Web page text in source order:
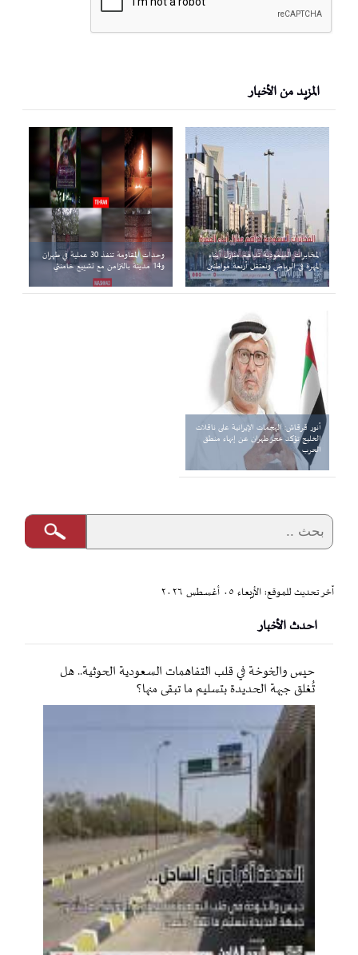
المزيد من الأخبار
المخابرات السعودية تداهم منازل أبناء
المهرة في الرياض وتعتقل أربعة مواطنين
وحدات المقاومة تنفذ 30 عملية في طهران
و14 مدينة بالتزامن مع تشييع خامنئي
أنور قرقاش: الهجمات الإيرانية على ناقلات
الخليج تؤكد عجز طهران عن إنهاء منطق
الحرب
آخر تحديث للموقع: الأربعاء ٠٥ أغسطس ٢٠٢٦
احدث الأخبار
حيس والخوخة في قلب التفاهمات السعودية الحوثية.. هل
تُغلق جبهة الحديدة بتسليم ما تبقى منها؟